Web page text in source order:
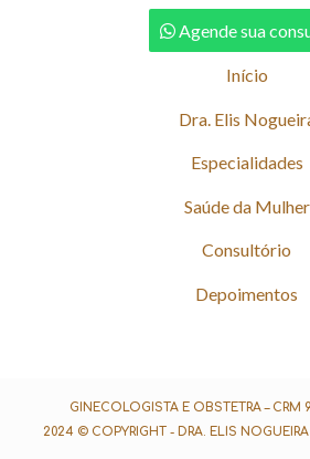
Agende sua
Início
Dra. Elis
Especialidades
Saúde da Mulher
Consultório
Depoimentos
GINECOLOGISTA E OBSTETRA – CRM
2024 © COPYRIGHT - DRA. ELIS